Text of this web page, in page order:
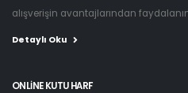
alışverişin avantajlarından
Detaylı Oku
ONLINE KUTU HARF